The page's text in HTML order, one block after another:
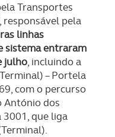
Transportes
pela
linhas
sistema entraram
julho, incluindo a
– Portela
com o percurso
António dos
3001, que liga